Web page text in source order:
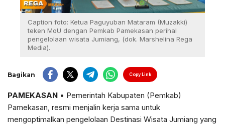
Caption foto: Ketua Paguyuban Mataram (Muzakki)
teken MoU dengan Pemkab Pamekasan perihal
pengelolaan wisata Jumiang, (dok. Marshelina Rega
Media).
Bagikan Copy Link
PAMEKASAN • Pemerintah Kabupaten (Pemkab)
Pamekasan, resmi menjalin kerja sama untuk
mengoptimalkan pengelolaan Destinasi Wisata Jumiang yang